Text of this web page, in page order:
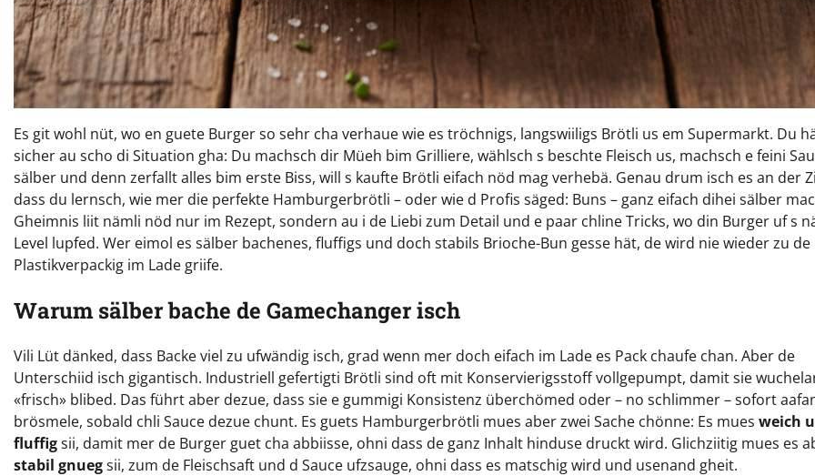
Es git wohl nüt, wo en guete Burger so sehr cha verhaue wie es tröchnigs, langswiiligs Brötli us em Supermarkt. Du
sicher au scho di Situation gha: Du machsch dir Müeh bim Grilliere, wählsch s beschte Fleisch us, machsch e feini
sälber und denn zerfallt alles bim erste Biss, will s kaufte Brötli eifach nöd mag verhebä. Genau drum isch es an der
dass du lernsch, wie mer die perfekte Hamburgerbrötli – oder wie d Profis säged: Buns – ganz eifach dihei sälber
Gheimnis liit nämli nöd nur im Rezept, sondern au i de Liebi zum Detail und e paar chline Tricks, wo din Burger uf s
Level lupfed. Wer eimol es sälber bachenes, fluffigs und doch stabils Brioche-Bun gesse hät, de wird nie wieder zu de
Plastikverpackig im Lade griife.
Warum sälber bache de Gamechanger isch
Vili Lüt dänked, dass Backe viel zu ufwändig isch, grad wenn mer doch eifach im Lade es Pack chaufe chan. Aber de
Unterschiid isch gigantisch. Industriell gefertigti Brötli sind oft mit Konservierigsstoff vollgepumpt, damit sie
«frisch» blibed. Das führt aber dezue, dass sie e gummigi Konsistenz überchömed oder – no schlimmer – sofort
brösmele, sobald chli Sauce dezue chunt. Es guets Hamburgerbrötli mues aber zwei Sache chönne: Es mues weich
fluffigsii, damit mer de Burger guet cha abbiisse, ohni dass de ganz Inhalt hinduse druckt wird. Glichziitig mues es
stabil gnuegsii, zum de Fleischsaft und d Sauce ufzsauge, ohni dass es matschig wird und usenand gheit.